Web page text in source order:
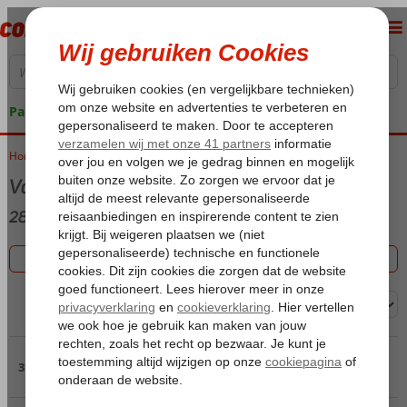
Pakketgarantie
Home Vakanties 2026
Vakantie
2858 aanbiedingen
Filter 2858 aanbiedingen
Sorteren op:
31 t/m 45 van de 2858 accommodaties Pagina 3